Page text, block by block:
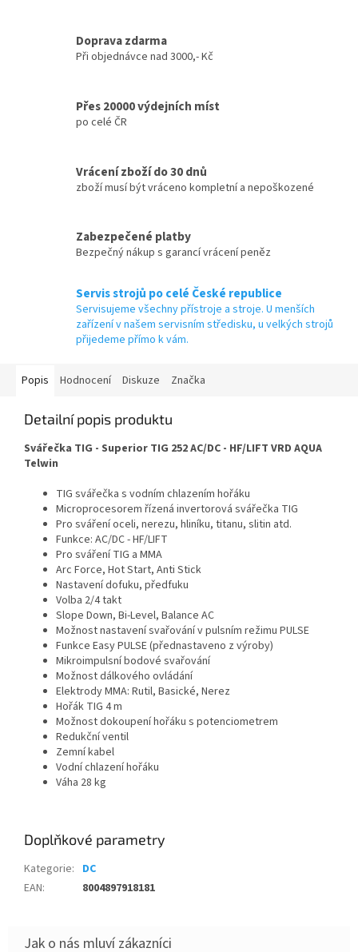
Doprava zdarma
Při objednávce nad 3000,- Kč
Přes 20000 výdejních míst
po celé ČR
Vrácení zboží do 30 dnů
zboží musí být vráceno kompletní a nepoškozené
Zabezpečené platby
Bezpečný nákup s garancí vrácení peněz
Servis strojů po celé České republice
Servisujeme všechny přístroje a stroje. U menších
zařízení v našem servisním středisku, u velkých strojů
přijedeme přímo k vám.
Popis Hodnocení Diskuze Značka
Detailní popis produktu
Svářečka TIG - Superior TIG 252 AC/DC - HF/LIFT VRD AQUA
Telwin
TIG svářečka s vodním chlazením hořáku
Microprocesorem řízená invertorová svářečka TIG
Pro sváření oceli, nerezu, hliníku, titanu, slitin atd.
Funkce: AC/DC - HF/LIFT
Pro sváření TIG a MMA
Arc Force, Hot Start, Anti Stick
Nastavení dofuku, předfuku
Volba 2/4 takt
Slope Down, Bi-Level, Balance AC
Možnost nastavení svařování v pulsním režimu PULSE
Funkce Easy PULSE (přednastaveno z výroby)
Mikroimpulsní bodové svařování
Možnost dálkového ovládání
Elektrody MMA: Rutil, Basické, Nerez
Hořák TIG 4 m
Možnost dokoupení hořáku s potenciometrem
Redukční ventil
Zemní kabel
Vodní chlazení hořáku
Váha 28 kg
Doplňkové parametry
Kategorie: DC
EAN: 8004897918181